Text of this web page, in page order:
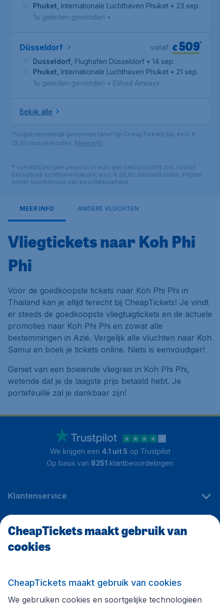
Phuket Internationale Luchthaven Phuket • 23 sep.
1u geleden gevonden •
Düsseldorf €509*
vanaf
Dusseldorf Flughafen Düsseldorf • 14 sep.
Phuket Internationale Luchthaven Phuket • 21 sep.
1u geleden gevonden • Etihad Airways
Bekijk alle
*laagst recentelijk gevonden tarief op CheapTickets.be, excl. €
25,90 dossierkosten. Meer info
* vanafprijzen per persoon in euro per (retour)vlucht incl. vooraf
betaalbare luchthaventaksen, excl. € 29,90 dossierkosten. Prijzen
onder voorbehoud van beschikbaarheid.
MEER INFO ANDERE VLUCHTEN
Vliegtickets naar Koh Phi
Phi
Voor de goedkoopste tickets naar Koh Phi Phi in
Thailand kan je altijd terecht bij CheapTickets! Je vindt
er steeds de goedkoopste vliegtuigtickets en de actuele
promoties naar Koh Phi Phi en zowat alle
bestemmingen in Azië. Vergelijk alle vluchten naar Koh
Samui en boek je tickets online. Niets is eenvoudiger!
Geniet van een boeiende vliegreis in Koh Phi Phi,
wetende dat je de laagste prijs betaald hebt. Je
portefeuille zal je dankbaar zijn!
We krijgen een 4.1 uit 5 op Trustpilot
Op basis van 8251 klantbeoordelingen
Klantenservice
CheapTickets.be
Volg CheapTickets.be
CheapTickets maakt gebruik van
cookies
CheapTickets maakt gebruik van cookies
We gebruiken cookies en soortgelijke technologieën